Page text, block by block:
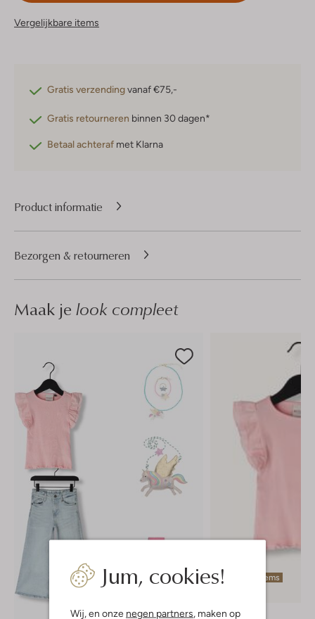
Jum, cookies!
Wij, en onze negen partners, maken op
Vergelijkbare items
Gratis verzendingvanaf €75,-
Gratis retourneren binnen 30 dagen*
Betaal achteraf met Klarna
Product informatie
Bezorgen & retourneren
Maak je look compleet
Laatste items
Retour